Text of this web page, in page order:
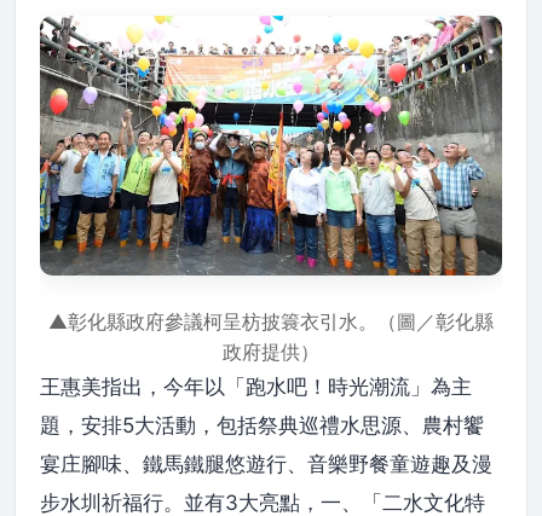
▲彰化縣政府參議柯呈枋披簑衣引水。（圖／彰化縣
政府提供）
王惠美指出，今年以「跑水吧！時光潮流」為主
題，安排5大活動，包括祭典巡禮水思源、農村饗
宴庄腳味、鐵馬鐵腿悠遊行、音樂野餐童遊趣及漫
步水圳祈福行。並有3大亮點，一、「二水文化特